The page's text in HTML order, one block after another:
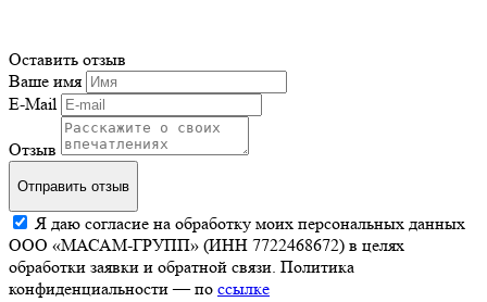
Оставить отзыв
Ваше имя
E-Mail
Отзыв
Отправить отзыв
Я даю согласие на обработку моих персональных данных
ООО «МАСАМ-ГРУПП» (ИНН 7722468672) в целях
обработки заявки и обратной связи. Политика
конфиденциальности — по ссылке